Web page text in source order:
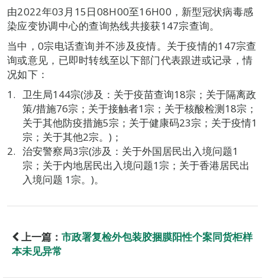
由2022年03月15日08H00至16H00，新型冠状病毒感
染应变协调中心的查询热线共接获147宗查询。
当中，0宗电话查询并不涉及疫情。关于疫情的147宗查
询或意见，已即时转线至以下部门代表跟进或记录，情
况如下：
卫生局144宗(涉及：关于疫苗查询18宗；关于隔离政
策/措施76宗；关于接触者1宗；关于核酸检测18宗；
关于其他防疫措施5宗；关于健康码23宗；关于疫情1
宗；关于其他2宗。)；
治安警察局3宗(涉及：关于外国居民出入境问题1
宗；关于内地居民出入境问题1宗；关于香港居民出
入境问题 1宗。)。
上一篇： 市政署复检外包装胶捆膜阳性个案同货柜样
本未见异常